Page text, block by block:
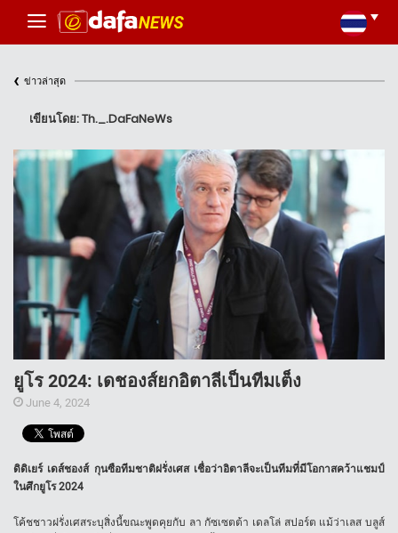
‹ ข่าวล่าสุด
เขียนโดย: Th._.DaFaNeWs
ยูโร 2024: เดชองส์ยกอิตาลีเป็นทีมเต็ง
June 4, 2024
ดิดิเยร์ เดส์ชองส์ กุนซือทีมชาติฝรั่งเศส เชื่อว่าอิตาลีจะเป็นทีมที่มีโอกาสคว้าแชมป์
ในศึกยูโร 2024
โค้ชชาวฝรั่งเศสระบุสิ่งนี้ขณะพูดคุยกับ ลา กัซเซตต้า เดลโล่ สปอร์ต แม้ว่าเลส บลูส์